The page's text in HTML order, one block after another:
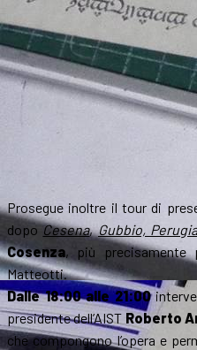
Prosegue inoltre il tour di
dopoCesena,Gubbio,
Cosenza, più precisamente
Matteotti.
Dalle 18:00 alle 21:00
presidente dell’AIST Roberto
che compongono l’opera e